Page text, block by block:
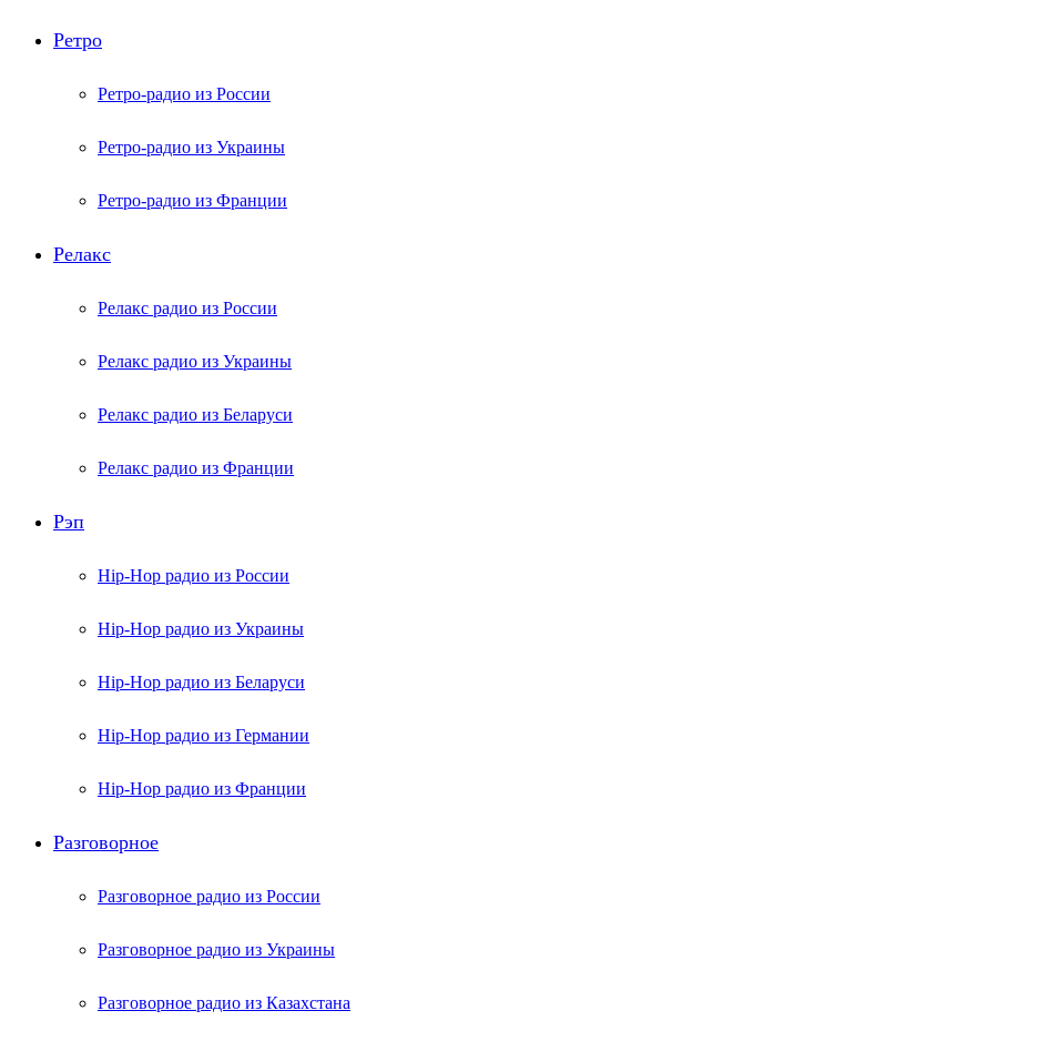
Ретро
Ретро-радио из России
Ретро-радио из Украины
Ретро-радио из Франции
Релакс
Релакс радио из России
Релакс радио из Украины
Релакс радио из Беларуси
Релакс радио из Франции
Рэп
Hip-Hop радио из России
Hip-Hop радио из Украины
Hip-Hop радио из Беларуси
Hip-Hop радио из Германии
Hip-Hop радио из Франции
Разговорное
Разговорное радио из России
Разговорное радио из Украины
Разговорное радио из Казахстана